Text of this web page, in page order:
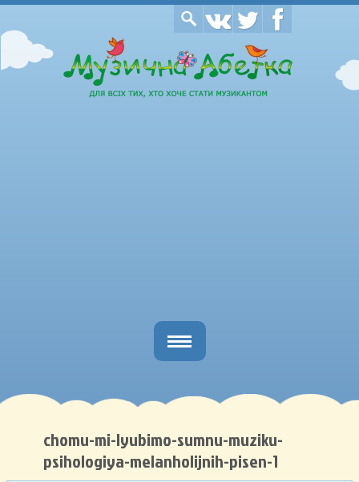
Головна
Нотна грамота
Методичні роботи
chomu-mi-lyubimo-sumnu-muziku-
psihologiya-melanholijnih-pisen-1